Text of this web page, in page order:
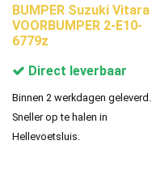
BUMPER Suzuki Vitara
VOORBUMPER 2-E10-
6779z
Direct leverbaar
Binnen 2 werkdagen geleverd.
Sneller op te halen in
Hellevoetsluis.